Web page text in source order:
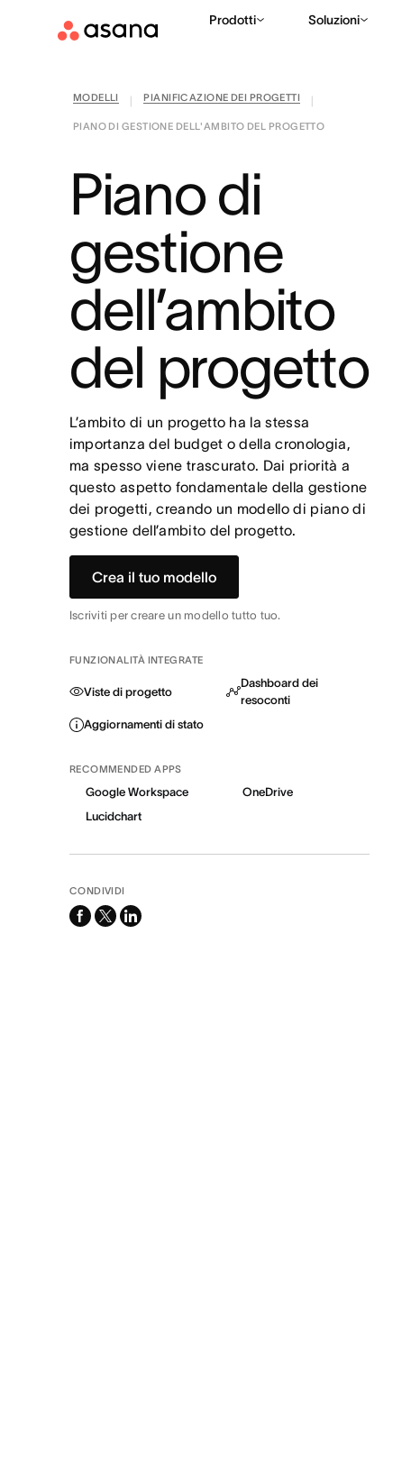
Prodotti Soluzioni
MODELLI PIANIFICAZIONE DEI PROGETTI
PIANO DI GESTIONE DELL'AMBITO DEL PROGETTO
Piano di
gestione
dell’ambito
del progetto
L’ambito di un progetto ha la stessa
importanza del budget o della cronologia,
ma spesso viene trascurato. Dai priorità a
questo aspetto fondamentale della gestione
dei progetti, creando un modello di piano di
gestione dell’ambito del progetto.
Crea il tuo modello
Iscriviti per creare un modello tutto tuo.
FUNZIONALITÀ INTEGRATE
Viste di progetto
Dashboard dei
resoconti
Aggiornamenti di stato
RECOMMENDED APPS
Google Workspace
OneDrive
Lucidchart
CONDIVIDI
facebook
x-
linkedin